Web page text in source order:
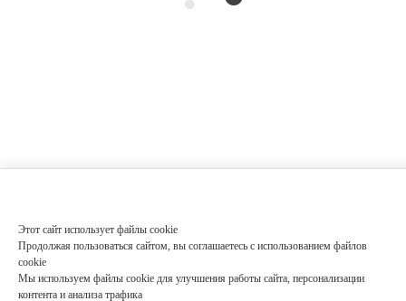
Этот сайт использует файлы cookie
Продолжая пользоваться сайтом, вы соглашаетесь с использованием файлов
cookie
Мы используем файлы cookie для улучшения работы сайта, персонализации
контента и анализа трафика